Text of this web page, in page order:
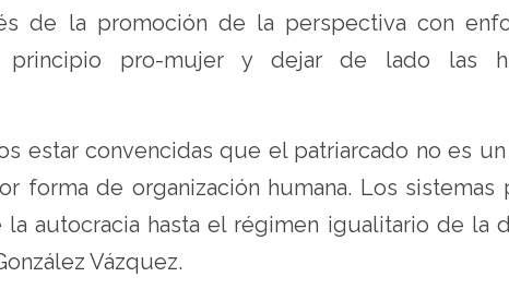
de la promoción de la perspectiva con
pro-mujer y dejar de lado las
estar convencidas que el patriarcado no es
forma de organización humana. Los sistemas
autocracia hasta el régimen igualitario de la
Vázquez.